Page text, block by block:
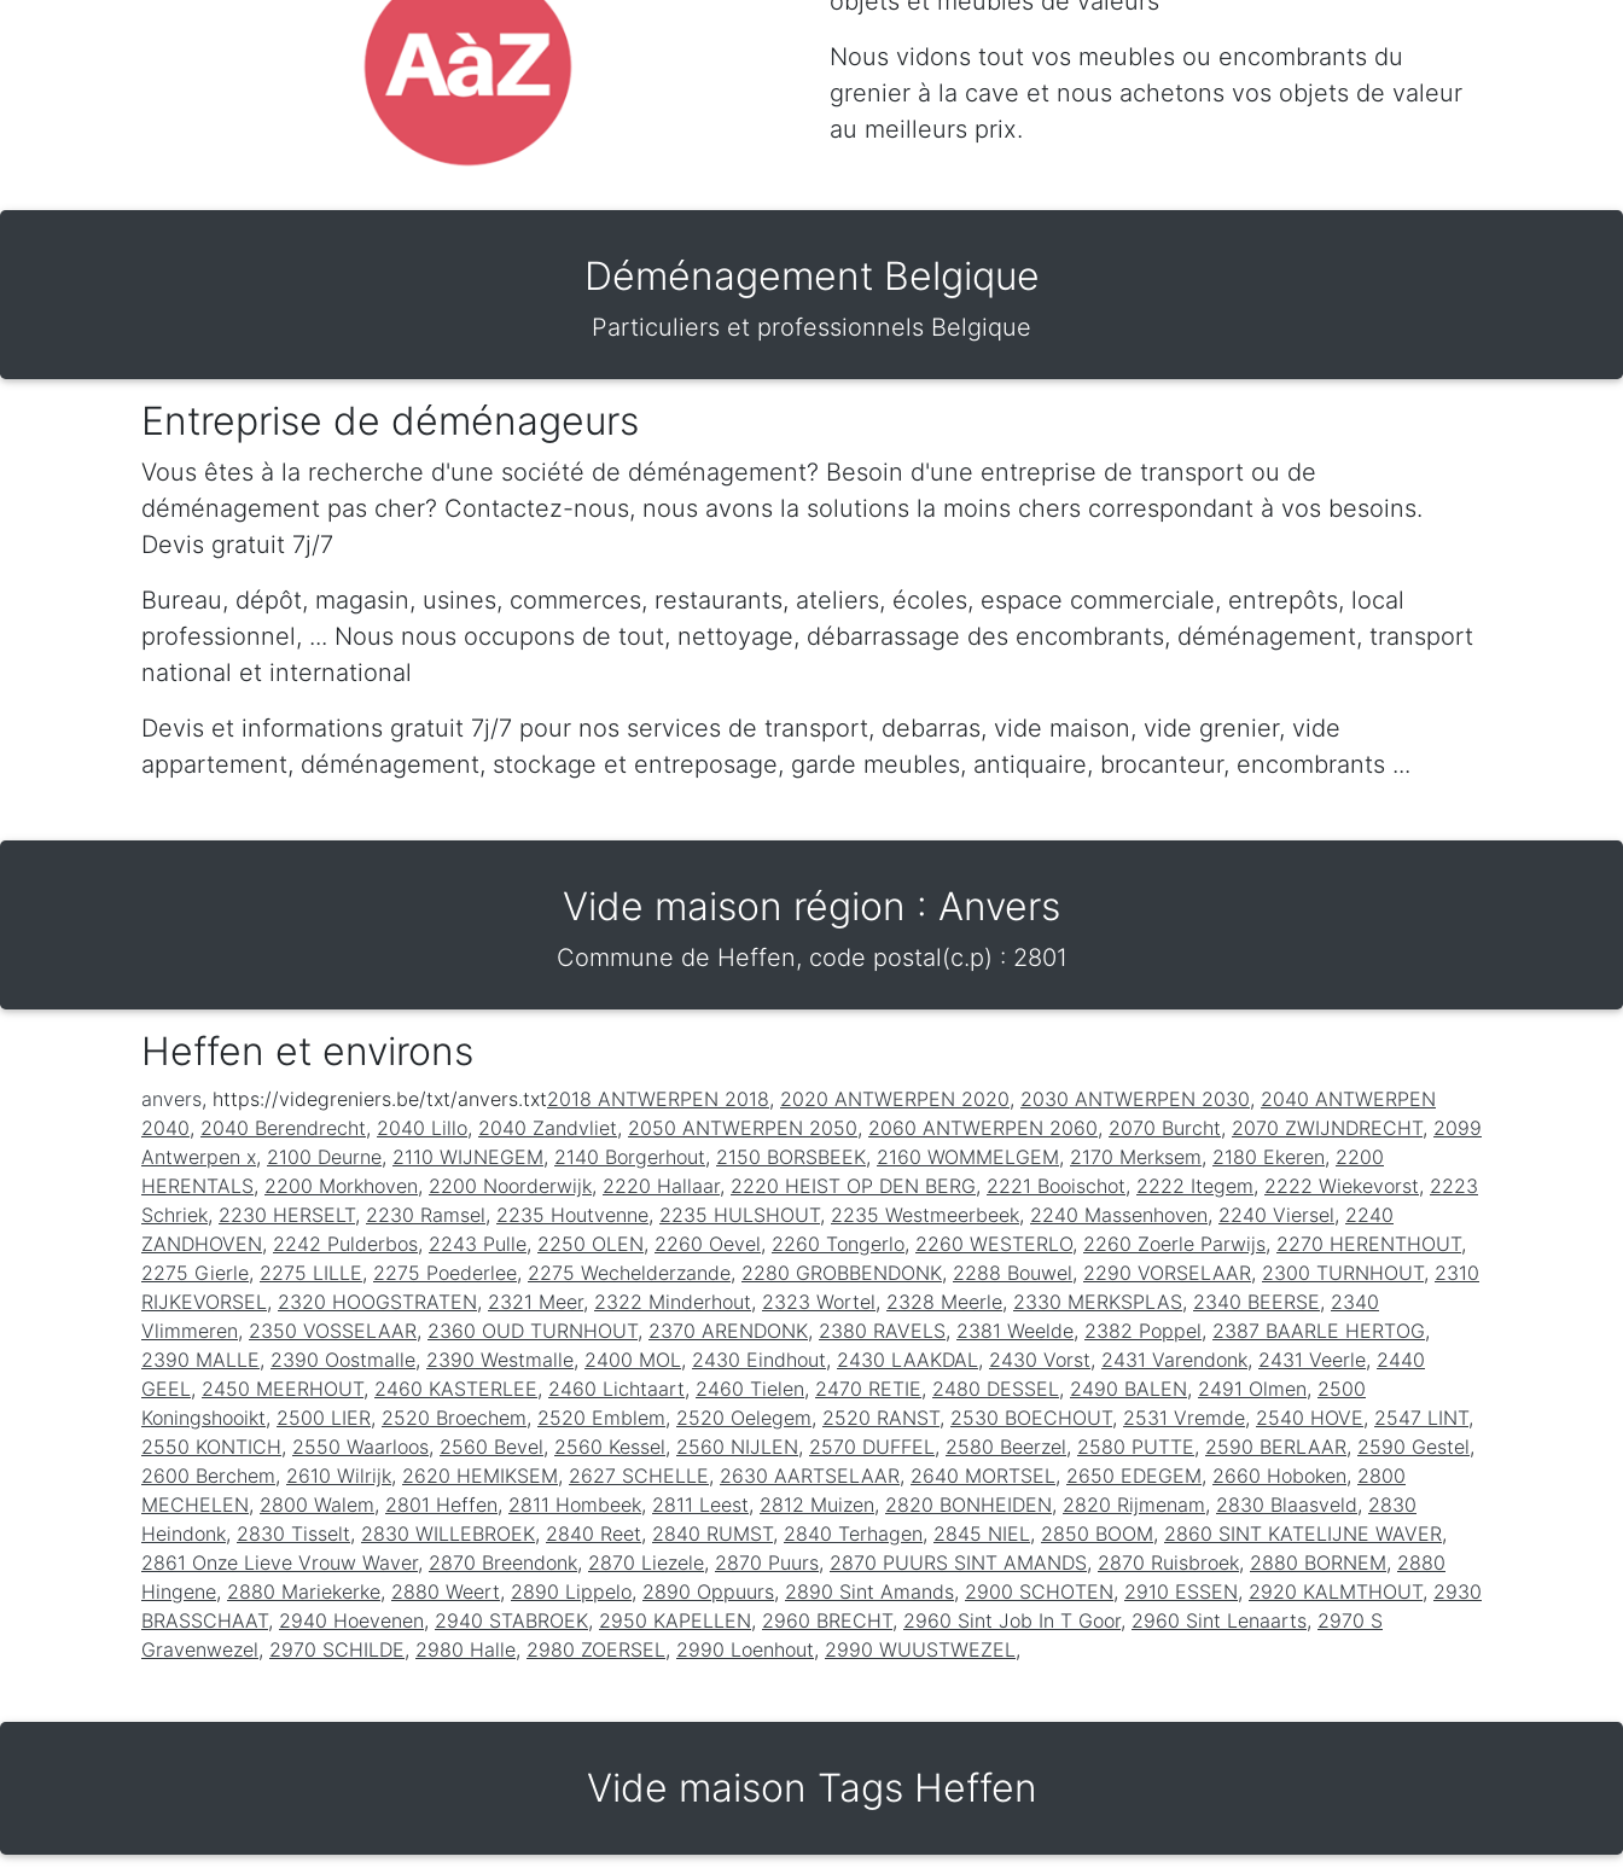
Nous vidons tout vos meubles ou encombrants du
grenier à la cave et nous achetons vos objets de valeur
au meilleurs prix.
Déménagement Belgique
Particuliers et professionnels Belgique
Entreprise de déménageurs
Vous êtes à la recherche d'une société de déménagement? Besoin d'une entreprise de transport ou de
déménagement pas cher? Contactez-nous, nous avons la solutions la moins chers correspondant à vos besoins.
Devis gratuit 7j/7
Bureau, dépôt, magasin, usines, commerces, restaurants, ateliers, écoles, espace commerciale, entrepôts, local
professionnel, ... Nous nous occupons de tout, nettoyage, débarrassage des encombrants, déménagement, transport
national et international
Devis et informations gratuit 7j/7 pour nos services de transport, debarras, vide maison, vide grenier, vide
appartement, déménagement, stockage et entreposage, garde meubles, antiquaire, brocanteur, encombrants ...
Vide maison région : Anvers
Commune de Heffen, code postal(c.p) : 2801
Heffen et environs
anvers, https://videgreniers.be/txt/anvers.txt2018 ANTWERPEN 2018, 2020 ANTWERPEN 2020, 2030 ANTWERPEN 2030, 2040 ANTWERPEN
2040, 2040 Berendrecht, 2040 Lillo, 2040 Zandvliet, 2050 ANTWERPEN 2050, 2060 ANTWERPEN 2060, 2070 Burcht, 2070 ZWIJNDRECHT, 2099
Antwerpen x, 2100 Deurne, 2110 WIJNEGEM, 2140 Borgerhout, 2150 BORSBEEK, 2160 WOMMELGEM, 2170 Merksem, 2180 Ekeren, 2200
HERENTALS, 2200 Morkhoven, 2200 Noorderwijk, 2220 Hallaar, 2220 HEIST OP DEN BERG, 2221 Booischot, 2222 Itegem, 2222 Wiekevorst, 2223
Schriek, 2230 HERSELT, 2230 Ramsel, 2235 Houtvenne, 2235 HULSHOUT, 2235 Westmeerbeek, 2240 Massenhoven, 2240 Viersel, 2240
ZANDHOVEN, 2242 Pulderbos, 2243 Pulle, 2250 OLEN, 2260 Oevel, 2260 Tongerlo, 2260 WESTERLO, 2260 Zoerle Parwijs, 2270 HERENTHOUT,
2275 Gierle, 2275 LILLE, 2275 Poederlee, 2275 Wechelderzande, 2280 GROBBENDONK, 2288 Bouwel, 2290 VORSELAAR, 2300 TURNHOUT, 2310
RIJKEVORSEL , 2320 HOOGSTRATEN, 2321 Meer, 2322 Minderhout, 2323 Wortel, 2328 Meerle, 2330 MERKSPLAS, 2340 BEERSE, 2340
Vlimmeren, 2350 VOSSELAAR, 2360 OUD TURNHOUT, 2370 ARENDONK, 2380 RAVELS, 2381 Weelde, 2382 Poppel, 2387 BAARLE HERTOG,
2390 MALLE, 2390 Oostmalle, 2390 Westmalle, 2400 MOL , 2430 Eindhout, 2430 LAAKDAL , 2430 Vorst, 2431 Varendonk, 2431 Veerle, 2440
GEEL , 2450 MEERHOUT, 2460 KASTERLEE, 2460 Lichtaart, 2460 Tielen, 2470 RETIE, 2480 DESSEL , 2490 BALEN, 2491 Olmen, 2500
Koningshooikt, 2500 LIER, 2520 Broechem, 2520 Emblem, 2520 Oelegem, 2520 RANST, 2530 BOECHOUT, 2531 Vremde, 2540 HOVE, 2547 LINT,
2550 KONTICH, 2550 Waarloos, 2560 Bevel, 2560 Kessel, 2560 NIJLEN, 2570 DUFFEL , 2580 Beerzel, 2580 PUTTE, 2590 BERLAAR, 2590 Gestel,
2600 Berchem, 2610 Wilrijk, 2620 HEMIKSEM, 2627 SCHELLE, 2630 AARTSELAAR, 2640 MORTSEL , 2650 EDEGEM, 2660 Hoboken, 2800
MECHELEN, 2800 Walem, 2801 Heffen, 2811 Hombeek, 2811 Leest, 2812 Muizen, 2820 BONHEIDEN, 2820 Rijmenam, 2830 Blaasveld, 2830
Heindonk, 2830 Tisselt, 2830 WILLEBROEK, 2840 Reet, 2840 RUMST, 2840 Terhagen, 2845 NIEL , 2850 BOOM, 2860 SINT KATELIJNE WAVER,
2861 Onze Lieve Vrouw Waver, 2870 Breendonk, 2870 Liezele, 2870 Puurs, 2870 PUURS SINT AMANDS, 2870 Ruisbroek, 2880 BORNEM, 2880
Hingene, 2880 Mariekerke, 2880 Weert, 2890 Lippelo, 2890 Oppuurs, 2890 Sint Amands, 2900 SCHOTEN, 2910 ESSEN, 2920 KALMTHOUT, 2930
BRASSCHAAT, 2940 Hoevenen, 2940 STABROEK, 2950 KAPELLEN, 2960 BRECHT, 2960 Sint Job In T Goor, 2960 Sint Lenaarts, 2970 S
Gravenwezel, 2970 SCHILDE, 2980 Halle, 2980 ZOERSEL , 2990 Loenhout, 2990 WUUSTWEZEL ,
Vide maison Tags Heffen